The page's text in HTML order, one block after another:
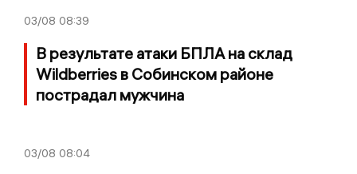
03/08 08:39
В результате атаки БПЛА на склад
Wildberries в Собинском районе
пострадал мужчина
03/08 08:04